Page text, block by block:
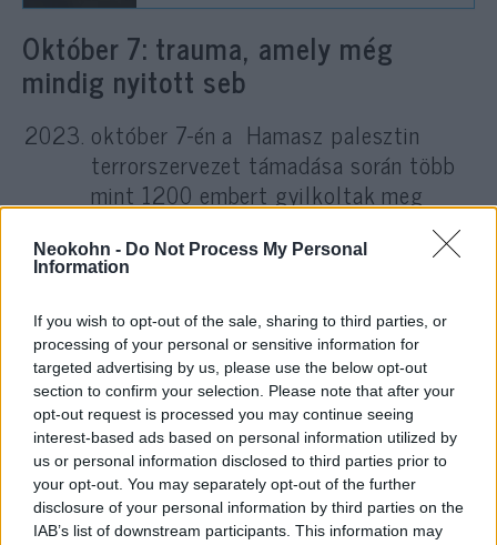
Neokohn - Do Not Process My Personal
Information
If you wish to opt-out of the sale, sharing to third parties, or
processing of your personal or sensitive information for
targeted advertising by us, please use the below opt-out
section to confirm your selection. Please note that after your
opt-out request is processed you may continue seeing
interest-based ads based on personal information utilized by
us or personal information disclosed to third parties prior to
your opt-out. You may separately opt-out of the further
disclosure of your personal information by third parties on the
IAB’s list of downstream participants. This information may
Október 7: trauma, amely még
mindig nyitott seb
október 7-én a Hamasz palesztin
terrorszervezet támadása során több
mint 1200 embert gyilkoltak meg
Izrael déli részén, és több száz túszt
hurcoltak Gázába.
Izraelben ez nem egyszerűen
történelmi esemény, hanem
kollektív trauma, amelyet sokan
máig nem tudtak feldolgozni.
A Fauda különösen érzékeny platform erre a